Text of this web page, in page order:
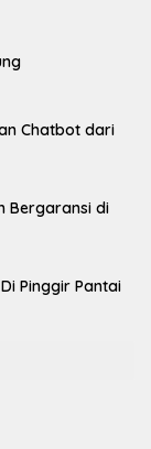
Chatbot dari
Bergaransi di
Pinggir Pantai